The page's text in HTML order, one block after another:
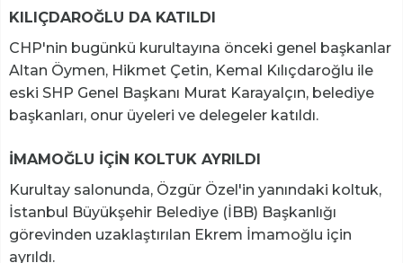
KILIÇDAROĞLU DA KATILDI
CHP'nin bugünkü kurultayına önceki genel başkanlar
Altan Öymen, Hikmet Çetin, Kemal Kılıçdaroğlu ile
eski SHP Genel Başkanı Murat Karayalçın, belediye
başkanları, onur üyeleri ve delegeler katıldı.
İMAMOĞLU İÇİN KOLTUK AYRILDI
Kurultay salonunda, Özgür Özel'in yanındaki koltuk,
İstanbul Büyükşehir Belediye (İBB) Başkanlığı
görevinden uzaklaştırılan Ekrem İmamoğlu için
ayrıldı.